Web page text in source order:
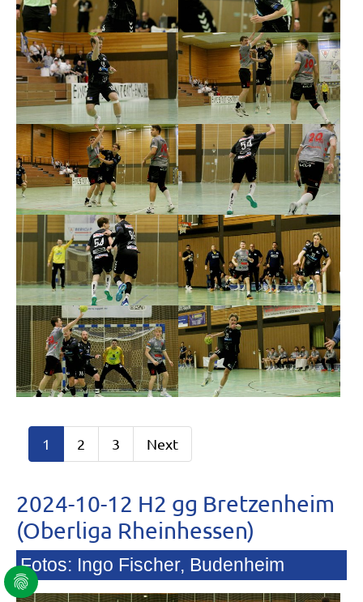
1 2 3 Next
2024-10-12 H2 gg Bretzenheim
(Oberliga Rheinhessen)
Fotos: Ingo Fischer, Budenheim